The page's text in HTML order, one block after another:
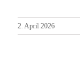
2. April 2026